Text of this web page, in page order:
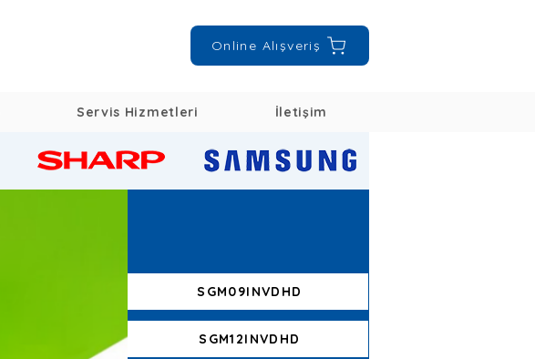
Online Alışveriş
Servis Hizmetleri İletişim
SGM09INVDHD
SGM12INVDHD